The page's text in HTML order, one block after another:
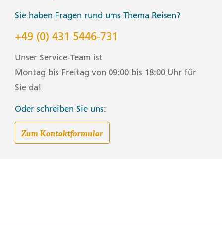
Sie haben Fragen rund ums Thema Reisen?
+49 (0) 431 5446-731
Unser Service-Team ist
Montag bis Freitag von 09:00 bis 18:00 Uhr für
Sie da!
Oder schreiben Sie uns:
Zum Kontaktformular